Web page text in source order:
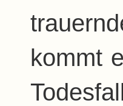
kommt